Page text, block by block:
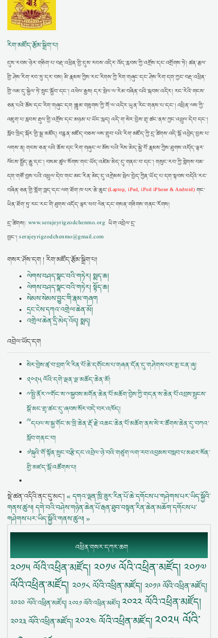
རིག་མཛོད་རྩོམ་སྒྲིག་པ།
དུས་རབས་ཉེར་གཅིག་པ་བརྡ་འཕྲིན་གྱི་དུས་རབས་འདིར་འོད་རླབས་ཀྱི་འགྲོས་དང་འགྲོགས་ཏེ། ཚན་རྩལ་
གྱི་ཤེས་རིག་རབ་ཏུ་དར་བས། མི་རྣམས་ཀྱིས་རང་རིགས་ཀྱི་རིག་གཞུང་དང་ཤེས་རིག་དག་ཀྱང་བརྡ་འཕྲིན་
གྱི་ལམ་དུ་སྐྱེལ་ཏེ་སྲུང་སྐྱོབ་དང་། འཕེལ་རྒྱས། དར་སྤེལ་ལ་རེམ་བཞིན་པའི་སྐབས་འདིར། རང་རེའི་གངས་
ཅན་པའི་ཆོས་དང་རིག་གཞུང་དག །ཟླུམ་གཟུགས་ཀྱི་གོ་ལ་འདིར་ཡུན་རིང་གནས་པ་དང་། འཕྲིན་ལས་ཀྱི་
འཇུག་པ་རླབས་རྡུལ་གྱི་འགྲོས་དང་མཉམ་པ་ཡོང་སླད། འདི་ག་སེར་བྱེས་གྲྭ་ཚང་ནས་ཀྱང་འཕྲུལ་དེབ་དང་།
སློབ་ཁྲིད་སྐོར་གྱི་སྒྲ་མཛོད། བརྙན་མཛོད་བཅས་ལས་གྲུབ་པའི་རིག་མཛོད་ཀྱི་དྲ་ཚིགས་འདི་སྒོ་འབྱེད་བྱས་པ་
ལགས་ན། གངས་ཅན་པའི་ཆོས་དང་རིག་གཞུང་ལ་མོས་པའི་རིས་མེད་སྐྱེ་བོ་རྣམས་ཀྱིས་ཐུགས་འདོད་ལྟར་
ལོངས་སྤྱོད་རྒྱུ་དང་། བསམ་ཚུལ་སོགས་གང་ཡོད་འཛེམ་མེད་དུ་གནང་བ་དང་། གསུང་རབ་ཀྱི་གླེགས་བམ་
དག་གཙོ་བྱས་པའི་འཕྲུལ་དེབ་གང་མང་རིན་མེད་དུ་འགྲེམས་སྤེལ་བྱེད་ཀྱིན་ཡོད་པ་དག་སྟབས་བདེའི་རང་
བཞིན་ཅན་གྱི་གློག་ཀླད་དང་ལག་ཐོག་ཁ་པར་ཆེ་ཆུང་(Laptop, iPad, iPod iPhone & Android) གང་
ཡིན་ཐོག་ཏུ་རང་རང་གི་ཐུགས་འདོད་ལྟར་ཕབ་ལེན་དང་གསན་གཟིགས་གནང་རོགས།
དྲ་ཚིགས།: www.serajeyrigzodchenmo.org ཡིག་འབྲེལ་དྲ་
བྱང་།serajeyrigzodchenmo@gmail.com
གསར་ཤོས་དག ། རིག་མཛོད་རྩོམ་སྒྲིག་པ།
ལེགས་བཤད་སྣང་བའི་གཏེར། སྨད་ཆ།
ལེགས་བཤད་སྣང་བའི་གཏེར། སྟོད་ཆ།
སེམས་སེམས་བྱུང་གི་རྣམ་གཞག
དྲང་ངེས་དཀའ་འགྲེལ་ཆེན་མོ།
འགྲེལ་ཆེན་དྲི་མེད་འོད། སྨད།
འབྲེལ་ཡོད་དག
སེར་བྱེས་ཚྭ་བ་བྲག་རི་རིན་པོ་ཆེ་དགོངས་པ་གཞན་དོན་དུ་གཤེགས་པར་མྱ་ངན་ཞུ།
༢༠༢༥ ལོའི་དགེ་ལྡན་ལྔ་མཆོད་ཆེན་མོ།
ྋསྤྱི་ནོར་ྋགོང་ས་ྋསྐྱབས་མགོན་ཆེན་པོ་མཆོག་བྱེས་ཀྱི་གདན་ས་ཆེན་པོ་འབྲས་སྤུངས་
སྒོ་མང་གྲྭ་ཚང་དུ་ཞབས་སོར་བདེ་བར་འཁོད།
༸དཔལ་ས་སྐྱ་གོང་མ་ཁྲི་ཆེན་རྡོ་རྗེ་འཆང་ཆེན་པོ་མཆོག་ནས་སེ་ར་ཚོགས་ཆེན་དུ་བཀའ་
སློབ་གནང་བ།
༧སྐུའི་གོ་སྟོན་སྲུང་བརྩི་དང་འབྲེལ་ཉེ་བའི་གཙུག་ལག་རབ་འབྱམས་བསླབ་པ་མཐར་སོན་
གྱི་མཛད་སྒོ་འཚོགས་པ།
སྡེ་ཚན་འདིའི་ནང་དུ་མང་། « དགའ་ལྡན་ཁྲི་ཟུར་རིན་པོ་ཆེ་དགོངས་པ་གཤེགས་པར་ཡིད་སྐྱོའི་
གནས་ཚུལ། དགེ་བའི་བཤེས་གཉེན་ཆེན་པོ་རྒན་ཐུབ་བསྟན་རིན་ཆེན་མཆོག་དགོངས་པ་
གཤེགས་པར་ཡིད་སྐྱོའི་གནས་ཚུལ། »
འཕྲིན་གསར་དཀར་ཆག
༢༠༡༥ ལོའི་འཕྲིན་མཛོད། ༢༠༡༦ ལོའི་འཕྲིན་མཛོད། ༢༠༡༧
ལོའི་འཕྲིན་མཛོད། ༢༠༡༨ ལོའི་འཕྲིན་མཛོད། ༢༠༡༩ ལོའི་འཕྲིན་མཛོད།
༢༠༢༠ ལོའི་འཕྲིན་མཛོད། ༢༠༢༡ ལོའི་འཕྲིན་མཛོད། ༢༠༢༢ ལོའི་འཕྲིན་མཛོད།
༢༠༢༣ ལོའི་འཕྲིན་མཛོད། ༢༠༢༤ ལོའི་འཕྲིན་མཛོད། ༢༠༢༥ ལོའི་